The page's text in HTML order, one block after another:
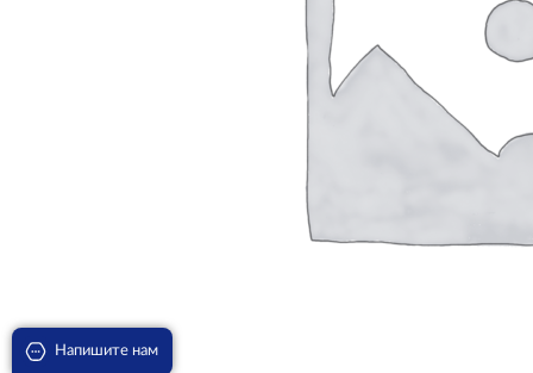
Напишите нам